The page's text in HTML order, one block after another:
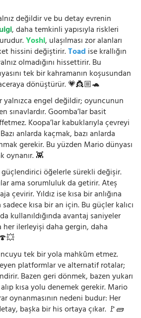
değildir ve bu detay evrenin
, daha temkinli yapısıyla riskleri
Yoshi, ulaşılması zor alanları
hissini değiştirir.Toad ise krallığın
olmadığını hissettirir. Bu
tek bir kahramanın koşusundan
dönüştürür. 💗👸🏼🐢
yalnızca engel değildir; oyuncunun
Goomba’lar basit
Koopa’lar kabuklarıyla çevreyi
anlarda kaçmak, bazı anlarda
gerekir. Bu yüzden Mario dünyası
oynanır. 👾
öğelerle sürekli değişir.
ama sorumluluk da getirir. Ateş
çevirir. Yıldız ise kısa bir anlığına
kısa bir an için. Bu güçler kalıcı
kullanıldığında avantaj saniyeler
ilerleyişi daha gergin, daha
tek bir yola mahkûm etmez.
platformlar ve alternatif rotalar;
Bazen geri dönmek, bazen yukarı
kısa yolu denemek gerekir. Mario
oynanmasının nedeni budur: Her
başka bir his ortaya çıkar. 🚩🧱